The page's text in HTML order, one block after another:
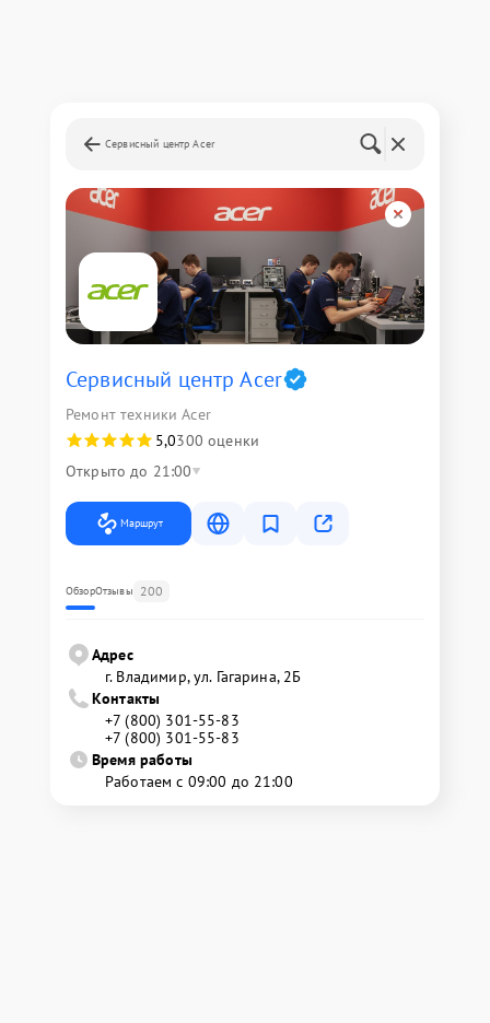
Сервисный центр Acer
Сервисный центр Acer
Ремонт техники Acer
5,0300 оценки
Открыто до 21:00
Маршрут
ОбзорОтзывы 200
Адрес
г. Владимир, ул. Гагарина, 2Б
Контакты
+7 (800) 301-55-83
+7 (800) 301-55-83
Время работы
Работаем с 09:00 до 21:00